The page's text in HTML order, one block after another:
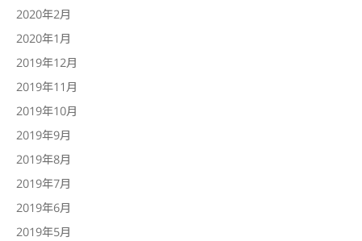
2020年2月
2020年1月
2019年12月
2019年11月
2019年10月
2019年9月
2019年8月
2019年7月
2019年6月
2019年5月